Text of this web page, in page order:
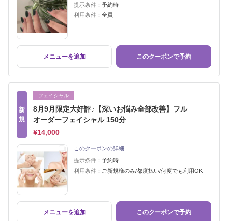
提示条件： 予約時
利用条件： 全員
メニューを追加 このクーポンで予約
新
規
フェイシャル
8月9月限定大好評♪【深いお悩み全部改善】フル
オーダーフェイシャル 150分
¥14,000
このクーポンの詳細
提示条件： 予約時
利用条件： ご新規様のみ/都度払い/何度でも利用OK
メニューを追加 このクーポンで予約